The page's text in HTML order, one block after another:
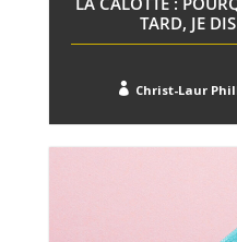
TARD, JE
 Christ-Laur